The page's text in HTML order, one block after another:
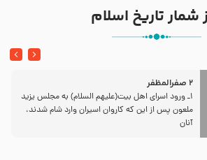
شمار تاریخ اسلام
2 صفرالمظفر
1ـ ورود اسراى اهل بیت‌(علیهم السلام) به مجلس یزید
ملعون پس از این كه كاروان اسیران وارد شام شدند،
آنان